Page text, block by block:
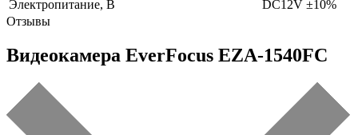
Электропитание, В
DC12V ±10%
Отзывы
Видеокамера EverFocus EZA-1540FC